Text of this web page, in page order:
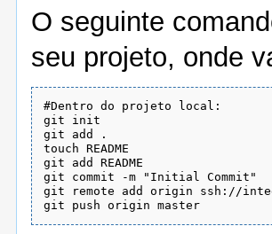
O seguinte
seu projeto, onde
#Dentro do projeto local:
git init
git add .
touch README
git add README
git commit -m "Initial Commit"
git remote add origin ssh://
git push origin master